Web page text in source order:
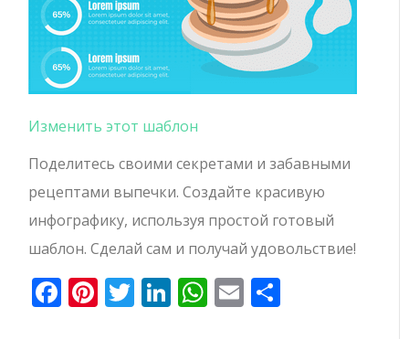
Изменить этот шаблон
Поделитесь своими секретами и забавными
рецептами выпечки. Создайте красивую
инфографику, используя простой готовый
шаблон. Сделай сам и получай удовольствие!
Facebook
Pinterest
Twitter
LinkedIn
WhatsApp
Email